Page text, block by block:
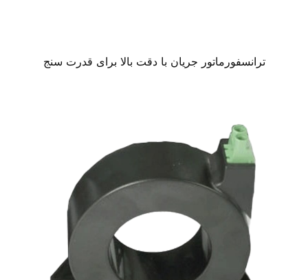
ترانسفورماتور جریان با دقت بالا برای قدرت سنج